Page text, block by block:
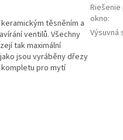
těsněním a
ventilů. Všechny
tak maximální
jsou vyráběny dřezy
pro mytí
okno:
Výsuvná